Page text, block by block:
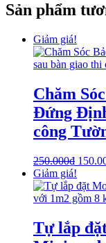
Sản phẩm
Giảm giá!
Chăm
Đứng
công
250.000₫
Giảm giá!
Tự lắp